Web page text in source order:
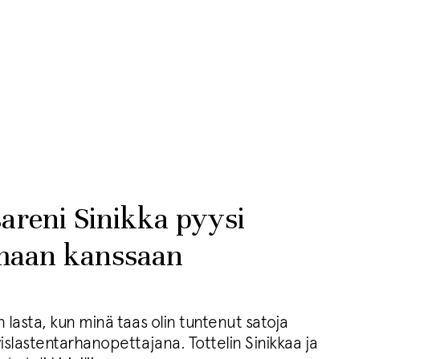
Sinikka pyysi
kanssaan
kun minä taas olin tuntenut satoja
Tottelin Sinikkaa ja